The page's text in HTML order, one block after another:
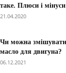
таке. Плюси і мінуси
21.04.2020
Чи можна
масло для двигуна?
06.12.2021